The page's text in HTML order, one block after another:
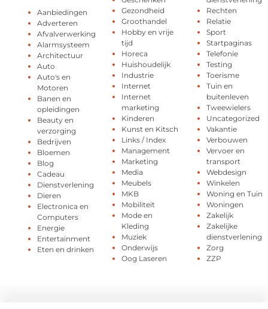
Aanbiedingen
Adverteren
Afvalverwerking
Alarmsysteem
Architectuur
Auto
Auto's en
Motoren
Banen en
opleidingen
Beauty en
verzorging
Bedrijven
Bloemen
Blog
Cadeau
Dienstverlening
Dieren
Electronica en
Computers
Energie
Entertainment
Eten en drinken
Gezondheid
Groothandel
Hobby en vrije
tijd
Horeca
Huishoudelijk
Industrie
Internet
Internet
marketing
Kinderen
Kunst en Kitsch
Links / Index
Management
Marketing
Media
Meubels
MKB
Mobiliteit
Mode en
Kleding
Muziek
Onderwijs
Oog Laseren
Rechten
Relatie
Sport
Startpaginas
Telefonie
Testing
Toerisme
Tuin en
buitenleven
Tweewielers
Uncategorized
Vakantie
Verbouwen
Vervoer en
transport
Webdesign
Winkelen
Woning en Tuin
Woningen
Zakelijk
Zakelijke
dienstverlening
Zorg
ZZP